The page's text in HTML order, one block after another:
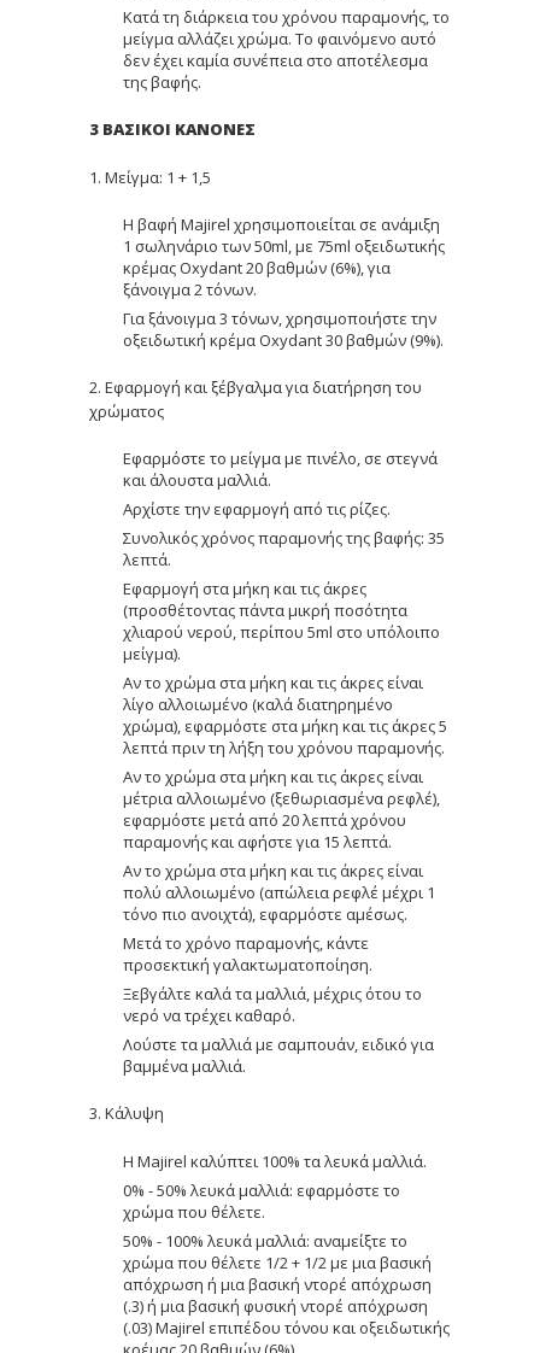
Κατά τη διάρκεια του χρόνου παραμονής, το
μείγμα αλλάζει χρώμα. Το φαινόμενο αυτό
δεν έχει καμία συνέπεια στο αποτέλεσμα
της βαφής.
3 ΒΑΣΙΚΟΙ ΚΑΝΟΝΕΣ
1. Μείγμα: 1 + 1,5
Η βαφή Majirel χρησιμοποιείται σε ανάμιξη
1 σωληνάριο των 50ml, με 75ml οξειδωτικής
κρέμας Oxydant 20 βαθμών (6%), για
ξάνοιγμα 2 τόνων.
Για ξάνοιγμα 3 τόνων, χρησιμοποιήστε την
οξειδωτική κρέμα Oxydant 30 βαθμών (9%).
2. Εφαρμογή και ξέβγαλμα για διατήρηση του
χρώματος
Εφαρμόστε το μείγμα με πινέλο, σε στεγνά
και άλουστα μαλλιά.
Αρχίστε την εφαρμογή από τις ρίζες.
Συνολικός χρόνος παραμονής της βαφής: 35
λεπτά.
Εφαρμογή στα μήκη και τις άκρες
(προσθέτοντας πάντα μικρή ποσότητα
χλιαρού νερού, περίπου 5ml στο υπόλοιπο
μείγμα).
Αν το χρώμα στα μήκη και τις άκρες είναι
λίγο αλλοιωμένο (καλά διατηρημένο
χρώμα), εφαρμόστε στα μήκη και τις άκρες 5
λεπτά πριν τη λήξη του χρόνου παραμονής.
Αν το χρώμα στα μήκη και τις άκρες είναι
μέτρια αλλοιωμένο (ξεθωριασμένα ρεφλέ),
εφαρμόστε μετά από 20 λεπτά χρόνου
παραμονής και αφήστε για 15 λεπτά.
Αν το χρώμα στα μήκη και τις άκρες είναι
πολύ αλλοιωμένο (απώλεια ρεφλέ μέχρι 1
τόνο πιο ανοιχτά), εφαρμόστε αμέσως.
Μετά το χρόνο παραμονής, κάντε
προσεκτική γαλακτωματοποίηση.
Ξεβγάλτε καλά τα μαλλιά, μέχρις ότου το
νερό να τρέχει καθαρό.
Λούστε τα μαλλιά με σαμπουάν, ειδικό για
βαμμένα μαλλιά.
3. Κάλυψη
Η Majirel καλύπτει 100% τα λευκά μαλλιά.
0% - 50% λευκά μαλλιά: εφαρμόστε το
χρώμα που θέλετε.
50% - 100% λευκά μαλλιά: αναμείξτε το
χρώμα που θέλετε 1/2 + 1/2 με μια βασική
απόχρωση ή μια βασική ντορέ απόχρωση
(.3) ή μια βασική φυσική ντορέ απόχρωση
(.03) Majirel επιπέδου τόνου και οξειδωτικής